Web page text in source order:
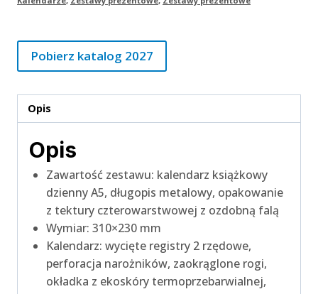
Pobierz katalog 2027
Opis
Opis
Zawartość zestawu: kalendarz książkowy
dzienny A5, długopis metalowy, opakowanie
z tektury czterowarstwowej z ozdobną falą
Wymiar: 310×230 mm
Kalendarz: wycięte registry 2 rzędowe,
perforacja narożników, zaokrąglone rogi,
okładka z ekoskóry termoprzebarwialnej,